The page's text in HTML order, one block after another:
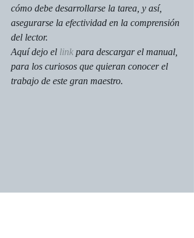
cómo debe desarrollarse la tarea, y así,
asegurarse la efectividad en la comprensión
del lector.
Aquí dejo el link para descargar el manual,
para los curiosos que quieran conocer el
trabajo de este gran maestro.